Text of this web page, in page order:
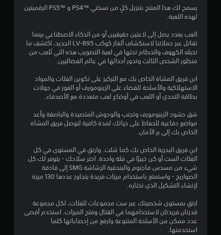
7
ن
و
م
5
ن
و
يسمح لك هذا المنتج بتنزيل كلٍ من نسختي PS4™‎ و PS5™‎ الرقميتين
لهذه اللعبة.
العب بعدد يصل إلى لاعبَين حقيقيين أو من الذكاء الاصطناعي بينما
تقاتل عبر حملاتنا لاستكشاف ألغاز كوكب LV-895 الجديد، اكتشف ما
تخبئه الكهوف والحطام تحتها في لعبة التصويب هذه التي تُلعب من
منظور الشخص الثالث وتدور أحداثها في عالم الفضائيين.
ابنِ فريق المشاة الخاص بك مع التركيز على تكوين الفئات والمواد
الاستهلاكية والأسلحة للقضاء على الزينومورف أو الفوز في جولات
بطاقة التحدي أو اللعب في أوضاع لعب متعددة مع الأصدقاء.
شق حشود الزينومورف وتجنب والوحوش المتصيدة والباصقة وأعد
مواضع دفاعية للحفاظ على حياتك لمدة كافية لتوصل فريق المشاة
الخاص بك إلى بر الأمان.
ابنِ فريق البحرية الخاص بك كما شئت. وارتقِ في المستوى في كل
الفئات الست أو كن خبيرًا في فئة واحدة. اختر سلاحك - يتوفر لك كل
شيء من مسدس ماجنوم والبندقية الرشاشة SMG إلى قاذفة
الصواريخ - واستمتع باستخدام ميزات فريدة يتجاوز عددها 130 ميزة
لإنشاء التشكيل الذي تختاره.
ارتقِ بمستوى شخصيتك عبر ست مجموعات للفئات، لكل مجموعة
قدرتان فريدتان لاستخدامهما في القتال وفتح الميزات. استخدم أقصى
عدد ممكن من الأسلحة المتنوعة وارفع من إحصاءاتها كلما
استخدمتها.